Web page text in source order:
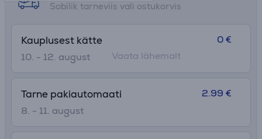
Sobilik tarneviis vali ostukorvis
Kauplusest kätte
10. - 12. august
0 €
Vaata lähemalt
Tarne pakiautomaati
8. - 11. august
2.99 €